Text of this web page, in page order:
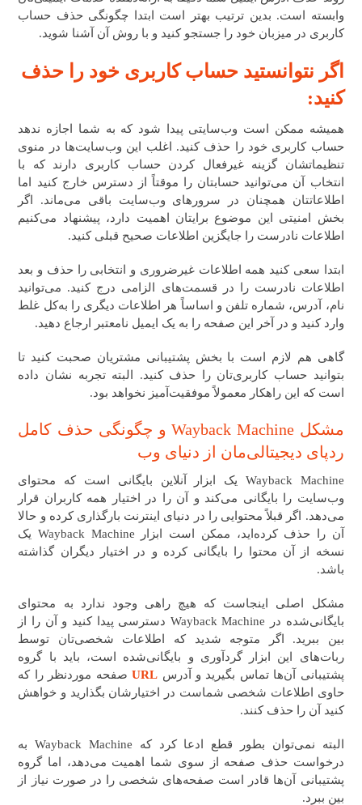
وابسته است. بدین ترتیب بهتر است ابتدا چگونگی حذف حساب
کاربری در میزبان خود را جستجو کنید و با روش آن آشنا شوید.
اگر نتوانستید حساب کاربری خود را حذف
کنید:
همیشه ممکن است وب‌سایتی پیدا شود که به شما اجازه ندهد
حساب کاربری خود را حذف کنید. اغلب این وب‌سایت‌ها در منوی
تنظیماتشان گزینه غیرفعال کردن حساب کاربری دارند که با
انتخاب آن می‌توانید حسابتان را موقتاً از دسترس خارج کنید اما
اطلاعاتتان همچنان در سرورهای وب‌سایت باقی می‌ماند. اگر
بخش امنیتی این موضوع برایتان اهمیت دارد، پیشنهاد می‌کنیم
اطلاعات نادرست را جایگزین اطلاعات صحیح قبلی کنید.
ابتدا سعی کنید همه اطلاعات غیرضروری و انتخابی را حذف و بعد
اطلاعات نادرست را در قسمت‌های الزامی درج کنید. می‌توانید
نام، آدرس، شماره تلفن و اساساً هر اطلاعات دیگری را به‌کل غلط
وارد کنید و در آخر این صفحه را به یک ایمیل نامعتبر ارجاع دهید.
گاهی هم لازم است با بخش پشتیبانی مشتریان صحبت کنید تا
بتوانید حساب کاربری‌تان را حذف کنید. البته تجربه نشان داده
است که این راهکار معمولاً موفقیت‌آمیز نخواهد بود.
مشکل Wayback Machine و چگونگی حذف کامل
ردپای دیجیتالی‌مان از دنیای وب
Wayback Machine یک ابزار آنلاین بایگانی است که محتوای
وب‌سایت را بایگانی می‌کند و آن را در اختیار همه کاربران قرار
می‌دهد. اگر قبلاً محتوایی را در دنیای اینترنت بارگذاری کرده و حالا
آن را حذف کرده‌اید، ممکن است ابزار Wayback Machine یک
نسخه از آن محتوا را بایگانی کرده و در اختیار دیگران گذاشته
باشد.
مشکل اصلی اینجاست که هیچ راهی وجود ندارد به محتوای
بایگانی‌شده در Wayback Machine دسترسی پیدا کنید و آن را از
بین ببرید. اگر متوجه شدید که اطلاعات شخصی‌تان توسط
ربات‌های این ابزار گردآوری و بایگانی‌شده است، باید با گروه
پشتیبانی آن‌ها تماس بگیرید و آدرس URLصفحه موردنظر را که
حاوی اطلاعات شخصی شماست در اختیارشان بگذارید و خواهش
کنید آن را حذف کنند.
البته نمی‌توان بطور قطع ادعا کرد که Wayback Machine به
درخواست حذف صفحه از سوی شما اهمیت می‌دهد، اما گروه
پشتیبانی آن‌ها قادر است صفحه‌های شخصی را در صورت نیاز از
بین ببرد.